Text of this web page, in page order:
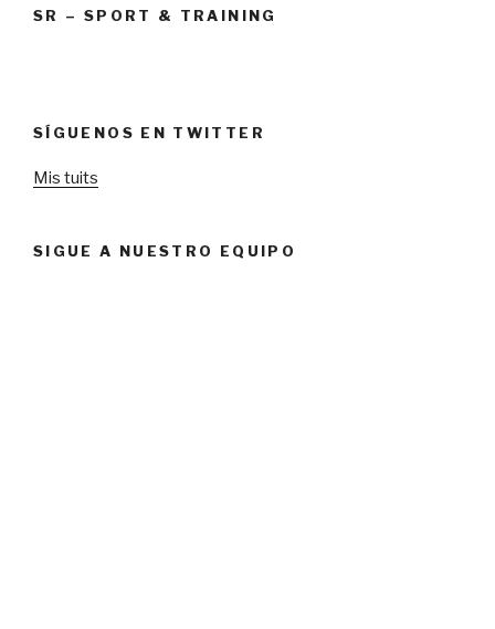
SR – SPORT & TRAINING
SÍGUENOS EN TWITTER
Mis tuits
SIGUE A NUESTRO EQUIPO